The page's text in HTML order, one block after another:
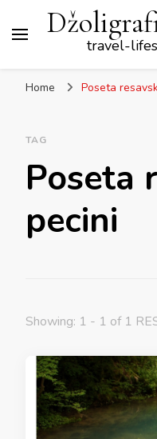
travel-
Home Poseta
TAG
Poseta
pecini
Showing: 1 - 1 of 1